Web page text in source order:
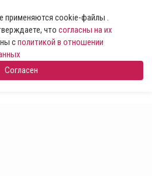
применяются cookie-файлы .
что согласны на их
сполитикой в отношении
Согласен